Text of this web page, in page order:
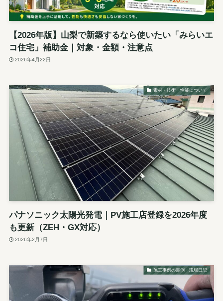
【2026年版】山梨で新築するなら使いたい「みらいエ
コ住宅」補助金｜対象・金額・注意点
2026年4月22日
素材・技術・性能について
パナソニック太陽光発電｜PV施工店登録を2026年度
も更新（ZEH・GX対応）
2026年2月7日
施工事例の裏側・現場日記